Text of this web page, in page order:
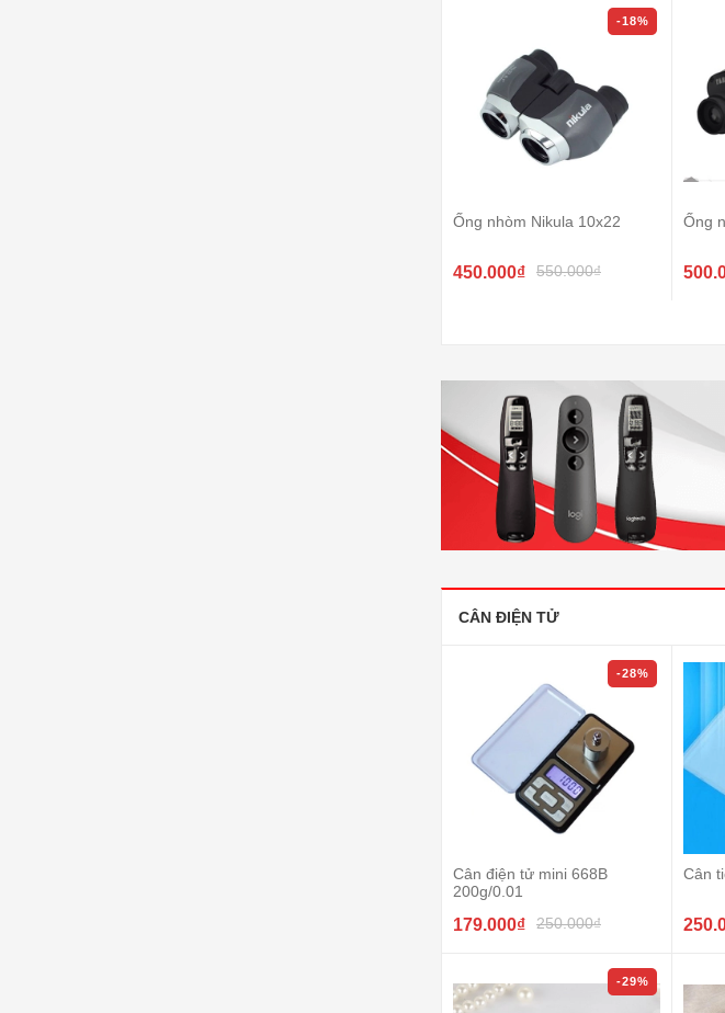
-18%
Ống nhòm Nikula 10x22
450.000₫ 550.000₫
Ống
CÂN ĐIỆN TỬ
-28%
Cân điện tử mini 668B
200g/0.01
179.000₫ 250.000₫
-29%
Cân